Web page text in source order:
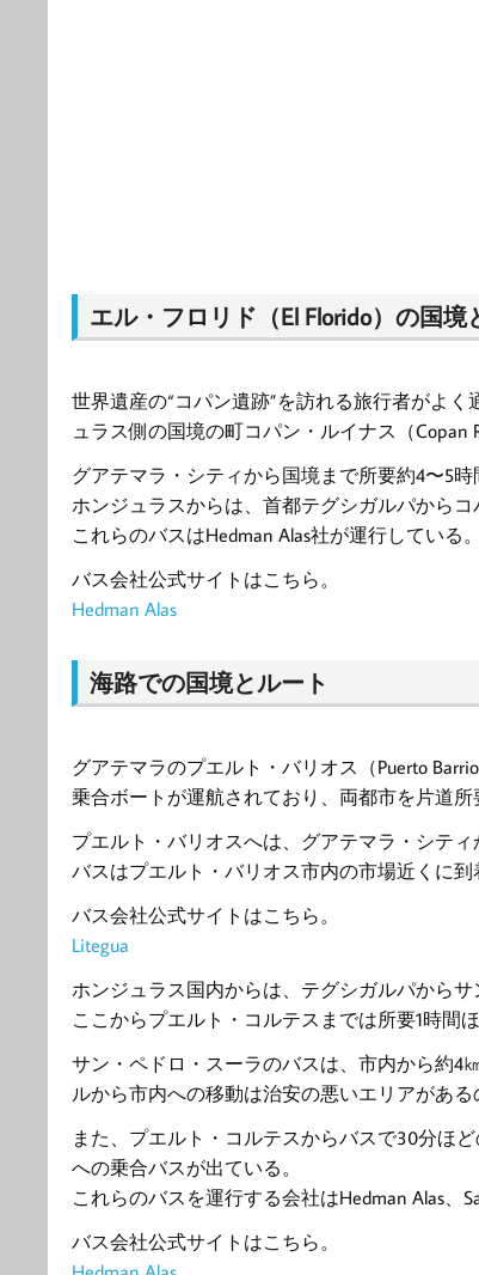
エル・フロリド（El Florido）の国境
世界遺産の“コパン遺跡”を訪れる旅行者がよ
ュラス側の国境の町コパン・ルイナス（Copan
グアテマラ・シティから国境まで所要約4〜5
ホンジュラスからは、首都テグシガルパから
これらのバスはHedman Alas社が運行している。
バス会社公式サイトはこちら。
Hedman Alas
海路での国境とルート
グアテマラのプエルト・バリオス（Puerto
乗合ボートが運航されており、両都市を片道所
プエルト・バリオスへは、グアテマラ・シティ
バスはプエルト・バリオス市内の市場近くに到
バス会社公式サイトはこちら。
Litegua
ホンジュラス国内からは、テグシガルパから
ここからプエルト・コルテスまでは所要1時間ほ
サン・ペドロ・スーラのバスは、市内から約4
ルから市内への移動は治安の悪いエリアがあ
また、プエルト・コルテスからバスで30分ほ
への乗合バスが出ている。
これらのバスを運行する会社はHedman Alas、
バス会社公式サイトはこちら。